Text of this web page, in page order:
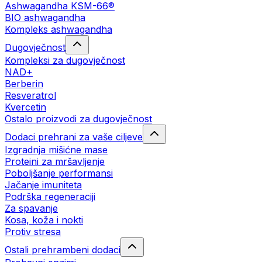
Ashwagandha KSM-66®
BIO ashwagandha
Kompleks ashwagandha
Dugovječnost
Kompleksi za dugovječnost
NAD+
Berberin
Resveratrol
Kvercetin
Ostalo proizvodi za dugovječnost
Dodaci prehrani za vaše ciljeve
Izgradnja mišićne mase
Proteini za mršavljenje
Poboljšanje performansi
Jačanje imuniteta
Podrška regeneraciji
Za spavanje
Kosa, koža i nokti
Protiv stresa
Ostali prehrambeni dodaci